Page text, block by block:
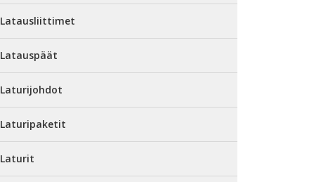
Latausliittimet
Latauspäät
Laturijohdot
Laturipaketit
Laturit